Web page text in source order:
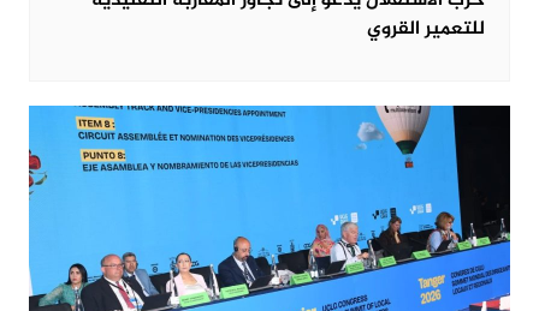
للتعمير القروي